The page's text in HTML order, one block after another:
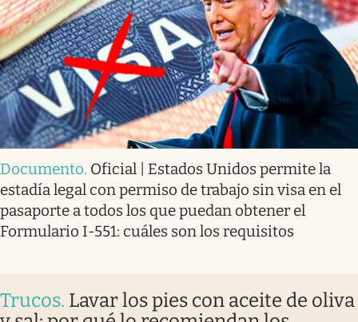
Documento. Oficial | Estados Unidos permite la
estadía legal con permiso de trabajo sin visa en el
pasaporte a todos los que puedan obtener el
Formulario I-551: cuáles son los requisitos
Trucos. Lavar los pies con aceite de oliva